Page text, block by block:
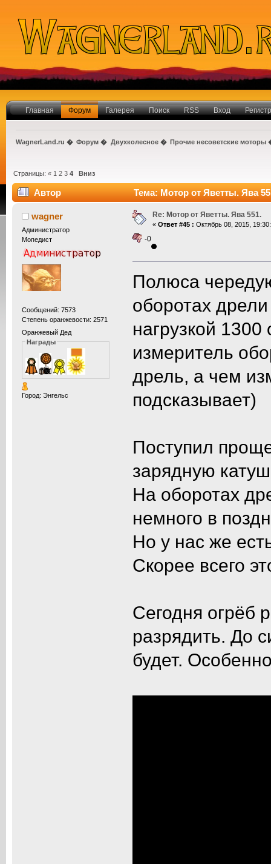
Главная Форум Галерея Поиск RSS Вход
WagnerLand.ru � Форум � Двухколесное� Прочие несоветские моторы
Страницы:« 1 2 3 4 Вниз
Автор Тема: Мотор от Яветты. Ява
wagner
Администратор
Мопедист
Сообщений: 7573
Степень оранжевости: 2571
Оранжевый Дед
Награды
Город: Энгельс
Re: Мотор от Яветты. Ява 551.
« Ответ #45 : Октябрь 08, 2015,
-0
Полюса
оборотах
нагрузкой
измеритель
дрель, а чем
подсказывает)
Поступил
зарядную
На оборотах
немного в
Но у нас же
Скорее всего
Сегодня огрёб
разрядить. До
будет.